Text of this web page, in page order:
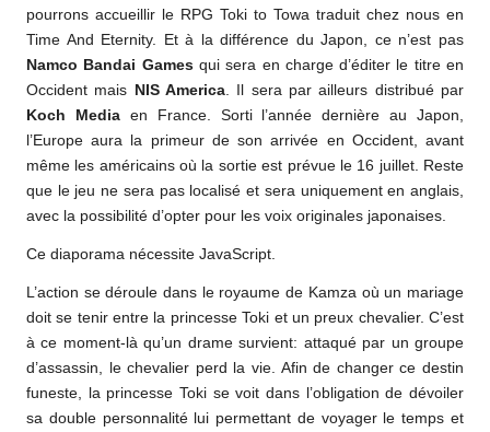
pourrons accueillir le RPG Toki to Towa traduit chez nous en
Time And Eternity. Et à la différence du Japon, ce n’est pas
Namco Bandai Gamesqui sera en charge d’éditer le titre en
Occident mais NIS America. Il sera par ailleurs distribué par
Koch Mediaen France. Sorti l’année dernière au Japon,
l’Europe aura la primeur de son arrivée en Occident, avant
même les américains où la sortie est prévue le 16 juillet. Reste
que le jeu ne sera pas localisé et sera uniquement en anglais,
avec la possibilité d’opter pour les voix originales japonaises.
Ce diaporama nécessite JavaScript.
L’action se déroule dans le royaume de Kamza où un mariage
doit se tenir entre la princesse Toki et un preux chevalier. C’est
à ce moment-là qu’un drame survient: attaqué par un groupe
d’assassin, le chevalier perd la vie. Afin de changer ce destin
funeste, la princesse Toki se voit dans l’obligation de dévoiler
sa double personnalité lui permettant de voyager le temps et